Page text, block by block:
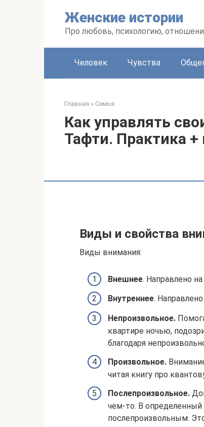
Женские истории
Про любовь, психологию,
Человек Чувства
Главная » Семья
Как управлять
Тафти. Практика +
Виды и свойства
Виды внимания:
Внешнее. Направлено
Внутреннее.
Непроизвольное.
квартире ночью,
благодаря
Произвольное.
читая книгу про
Послепроизвольное.
чем-то. В
послепроизвольным.